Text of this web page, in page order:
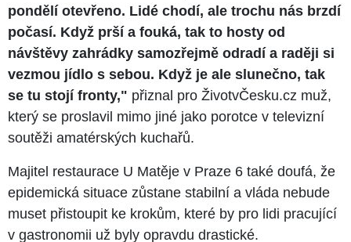
pondělí otevřeno. Lidé chodí, ale trochu nás brzdí
počasí. Když prší a fouká, tak to hosty od
návštěvy zahrádky samozřejmě odradí a raději si
vezmou jídlo s sebou. Když je ale slunečno, tak
se tu stojí fronty," přiznal pro ŽivotvČesku.cz muž,
který se proslavil mimo jiné jako porotce v televizní
soutěži amatérských kuchařů.
Majitel restaurace U Matěje v Praze 6 také doufá, že
epidemická situace zůstane stabilní a vláda nebude
muset přistoupit ke krokům, které by pro lidi pracující
v gastronomii už byly opravdu drastické.